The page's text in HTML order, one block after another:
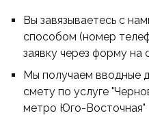
Вы завязываетесь с
способом (номер
заявку через форму на
Мы получаем вводные
смету по услуге
метро Юго-Восточная"